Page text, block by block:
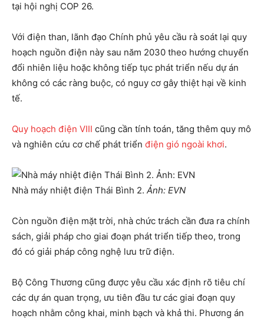
tại hội nghị COP 26.
Với điện than, lãnh đạo Chính phủ yêu cầu rà soát lại quy
hoạch nguồn điện này sau năm 2030 theo hướng chuyển
đổi nhiên liệu hoặc không tiếp tục phát triển nếu dự án
không có các ràng buộc, có nguy cơ gây thiệt hại về kinh
tế.
Quy hoạch điện VIII cũng cần tính toán, tăng thêm quy mô
và nghiên cứu cơ chế phát triển điện gió ngoài khơi.
Nhà máy nhiệt điện Thái Bình 2. Ảnh: EVN
Còn nguồn điện mặt trời, nhà chức trách cần đưa ra chính
sách, giải pháp cho giai đoạn phát triển tiếp theo, trong
đó có giải pháp công nghệ lưu trữ điện.
Bộ Công Thương cũng được yêu cầu xác định rõ tiêu chí
các dự án quan trọng, ưu tiên đầu tư các giai đoạn quy
hoạch nhằm công khai, minh bạch và khả thi. Phương án